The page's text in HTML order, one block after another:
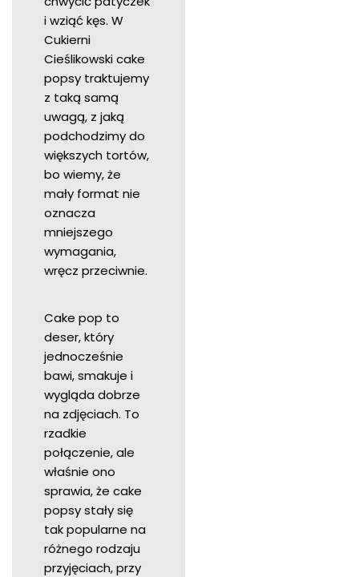
i wziąć kęs. W
Cukierni
Cieślikowski cake
popsy traktujemy
z taką samą
uwagą, z jaką
podchodzimy do
większych tortów,
bo wiemy, że
mały format nie
oznacza
mniejszego
wymagania,
wręcz przeciwnie.
Cake pop to
deser, który
jednocześnie
bawi, smakuje i
wygląda dobrze
na zdjęciach. To
rzadkie
połączenie, ale
właśnie ono
sprawia, że cake
popsy stały się
tak popularne na
różnego rodzaju
przyjęciach, przy